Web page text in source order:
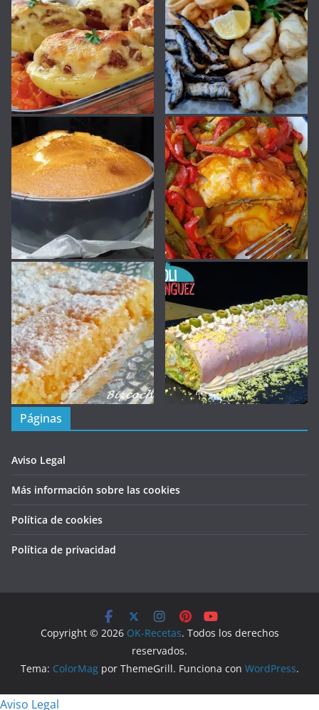
Páginas
Aviso Legal
Más información sobre las cookies
Política de cookies
Política de privacidad
Copyright © 2026 OK-Recetas. Todos los derechos
reservados.
Tema: ColorMagpor ThemeGrill. Funciona con WordPress.
Aviso Legal